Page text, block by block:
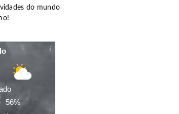
do mundo
56%